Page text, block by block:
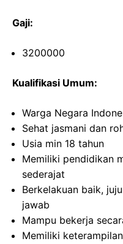
Gaji:
3200000
Kualifikasi Umum:
Warga Negara
Sehat jasmani dan
Usia min 18 tahun
Memiliki pendidikan
sederajat
Berkelakuan baik,
jawab
Mampu bekerja
Memiliki